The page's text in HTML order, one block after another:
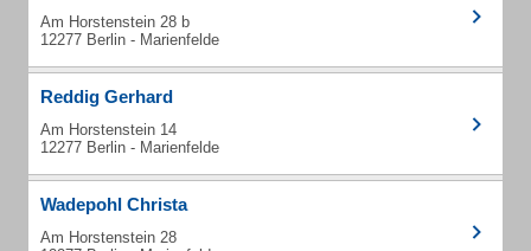
Am Horstenstein 28 b
12277 Berlin - Marienfelde
Reddig Gerhard
Am Horstenstein 14
12277 Berlin - Marienfelde
Wadepohl Christa
Am Horstenstein 28